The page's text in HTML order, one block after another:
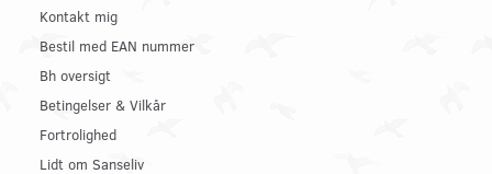
Kontakt mig
Bestil med EAN nummer
Bh oversigt
Betingelser & Vilkår
Fortrolighed
Lidt om Sanseliv